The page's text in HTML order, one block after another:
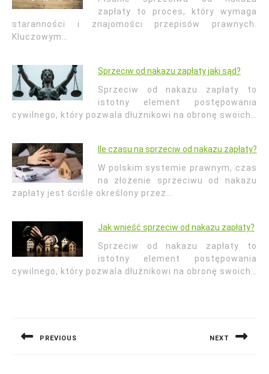
zapłaty to proces, który wymaga
staranności i znajomości przepisów prawnych.
Kluczowym…
Sprzeciw od nakazu zapłaty jaki sąd?
Sprzeciw od nakazu zapłaty to
istotny element postępowania
cywilnego, który pozwala dłużnikowi na obronę swoich…
Ile czasu na sprzeciw od nakazu zapłaty?
W polskim systemie prawnym, czas
na złożenie sprzeciwu od nakazu
zapłaty jest ściśle określony przez…
Jak wnieść sprzeciw od nakazu zapłaty?
Sprzeciw od nakazu zapłaty to
istotny element postępowania
cywilnego, który pozwala dłużnikowi na obronę swoich…
PREVIOUS NEXT